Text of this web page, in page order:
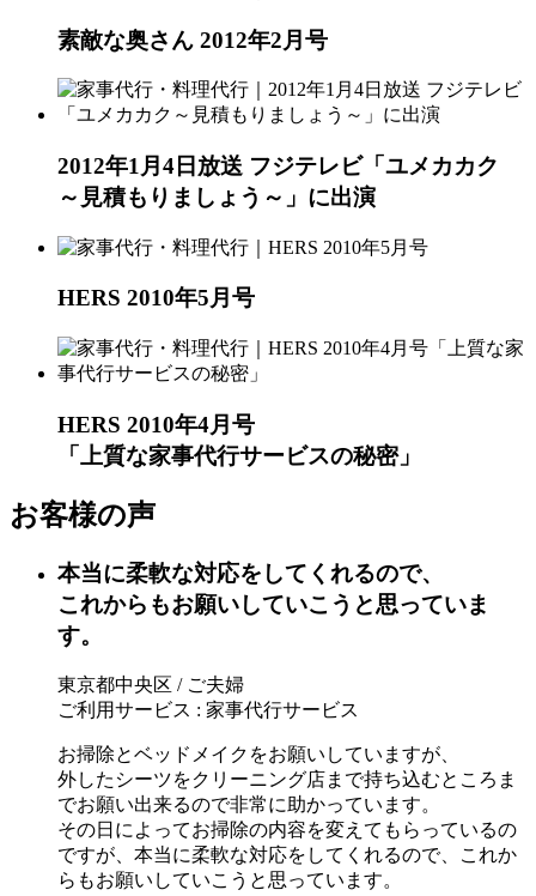
素敵な奥さん 2012年2月号
2012年1月4日放送 フジテレビ「ユメカカク
～見積もりましょう～」に出演
HERS 2010年5月号
HERS 2010年4月号
「上質な家事代行サービスの秘密」
お客様の声
本当に柔軟な対応をしてくれるので、
これからもお願いしていこうと思っていま
す。
東京都中央区 / ご夫婦
ご利用サービス : 家事代行サービス
お掃除とベッドメイクをお願いしていますが、
外したシーツをクリーニング店まで持ち込むところま
でお願い出来るので非常に助かっています。
その日によってお掃除の内容を変えてもらっているの
ですが、本当に柔軟な対応をしてくれるので、これか
らもお願いしていこうと思っています。